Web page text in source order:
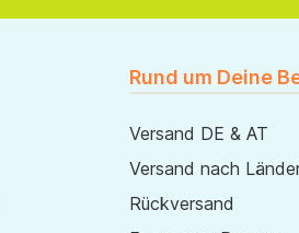
Rund um Deine
Versand DE & AT
Versand nach
Rückversand